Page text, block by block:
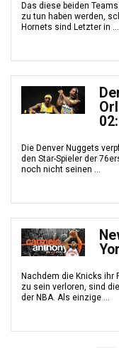
Das diese beiden
zu tun haben werden,
Hornets sind Letzter in ...
Die Denver Nuggets
den Star-Spieler der
noch nicht seinen ...
Nachdem die Knicks ihr
zu sein verloren, sind
der NBA. Als einzige ...